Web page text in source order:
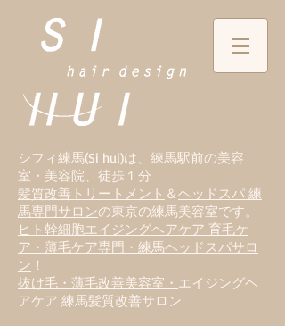
シフィ練馬(Si hui)は、 練馬駅前の美容
室・美容院、徒歩１分
髪質改善トリートメント ＆ヘッドスパ 練
馬専門サロンの東京の練馬美容室です。
ヒト幹細胞エイジングヘアケア 育毛ケ
ア・薄毛ケア専門・練馬ヘッドスパサロ
ン ！
抜け毛・薄毛改善美容室・ エイジングヘ
アケア 練馬髪質改善サロン